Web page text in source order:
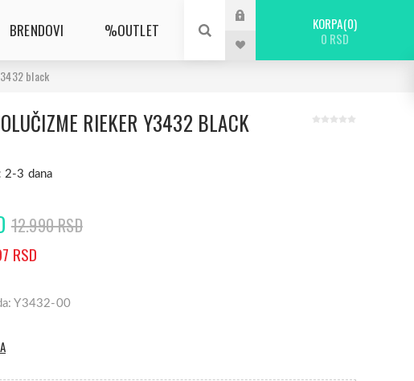
BRENDOVI %OUTLET KORPA 0
0 RSD
black
RIEKER Y3432 BLACK
2-3 dana
12.990 RSD
RSD
Y3432-00